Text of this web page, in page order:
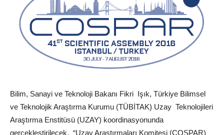
Bilim, Sanayi ve Teknoloji Bakanı Fikri Işık, Türkiye Bilimsel
ve Teknolojik Araştırma Kurumu (TÜBİTAK) Uzay Teknolojileri
Araştırma Enstitüsü (UZAY) koordinasyonunda
gerçekleştirilecek, “Uzay Araştırmaları Komitesi (COSPAR)